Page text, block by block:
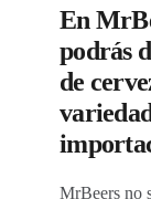
En
podrás
de
MrBeers no